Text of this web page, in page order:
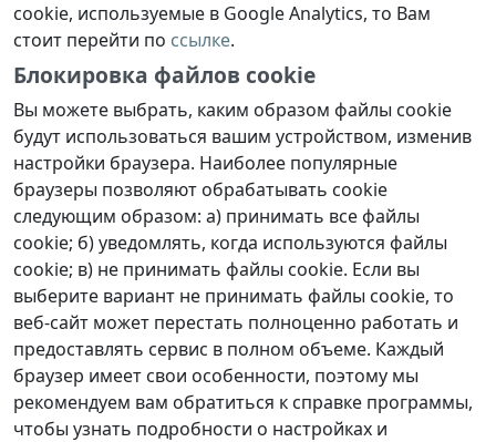
cookie, используемые в Google Analytics, то Вам
стоит перейти по ссылке.
Блокировка файлов cookie
Вы можете выбрать, каким образом файлы cookie
будут использоваться вашим устройством, изменив
настройки браузера. Наиболее популярные
браузеры позволяют обрабатывать cookie
следующим образом: а) принимать все файлы
cookie; б) уведомлять, когда используются файлы
cookie; в) не принимать файлы cookie. Если вы
выберите вариант не принимать файлы cookie, то
веб-сайт может перестать полноценно работать и
предоставлять сервис в полном объеме. Каждый
браузер имеет свои особенности, поэтому мы
рекомендуем вам обратиться к справке программы,
чтобы узнать подробности о настройках и